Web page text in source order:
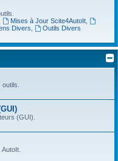
r
Mises à Jour Scite4AutoIt,
Divers
Outils Divers
(GUI).